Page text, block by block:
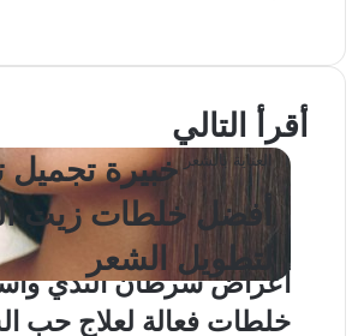
ي
ب
و
Xي
ك
د
ا
س
ا
ي
ق
ر
ش
ر
ك
ب
ع
ة
أقرأ التالي
العناية بالجسم والبشرة
خلطات
لعلاج حب الشباب
آثارة نهائيا
العناية بالشعر خبيرة تجميل
أفضل خلطات زيت
لتطويل الشعر
صحتك اليوم طريقة تنعيم
المجعد
صحتك اليوم أفضل صابونة
للبشرة الجافة
صحتك اليوم أسماء أولاد
2019
العناية بالجسم والبشرة
وصفات
لغسول المناطق
اخبار صحية أفضل طرق
الدهون بسرعة
صحتك اليوم ريجيم الموز
الوزن بسرعة
صحتك اليوم خلطات
المناطق السوداء
الجسم
صحتك اليوم أعراض
الثدي وأسبابه
خلطات لتبييض المناطق
في الجسم
أعراض سرطان الثدي
خلطات فعالة لعلاج حب